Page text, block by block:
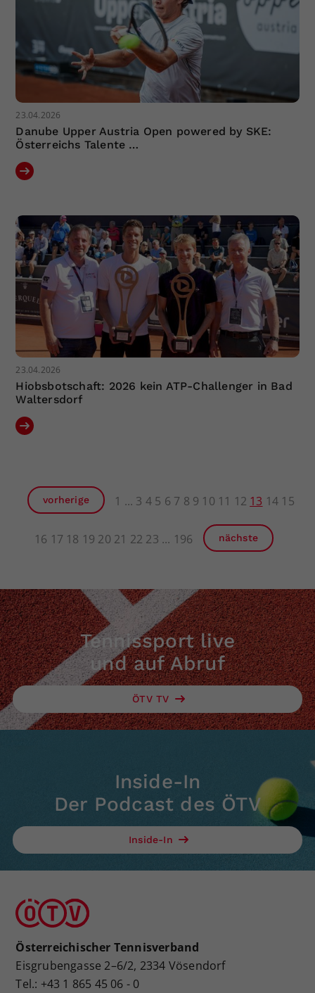
23.04.2026
Danube Upper Austria Open powered by SKE:
Österreichs Talente …
23.04.2026
Hiobsbotschaft: 2026 kein ATP-Challenger in Bad
Waltersdorf
vorherige 1 3 4 5 6 7 8 9 10 11 12 13 14 15
16 17 18 19 20 21 22 23 196 nächste
Tennissport live
und auf Abruf
ÖTV TV
Inside-In
Der Podcast des ÖTV
Inside-In
Österreichischer Tennisverband
Eisgrubengasse 2–6/2, 2334 Vösendorf
Tel.: +43 1 865 45 06 - 0